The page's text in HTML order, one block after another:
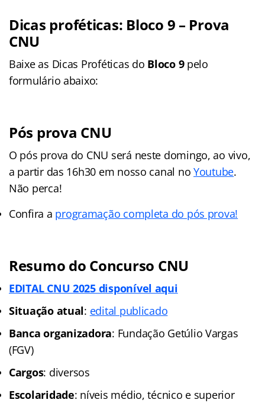
Dicas proféticas: Bloco 9 – Prova
CNU
Baixe as Dicas Proféticas do Bloco 9 pelo
formulário abaixo:
Pós prova CNU
O pós prova do CNU será neste domingo, ao vivo,
a partir das 16h30 em nosso canal noYoutube.
Não perca!
Confira a programação completa do pós prova!
Resumo do Concurso CNU
EDITAL CNU 2025 disponível aqui
Situação atual: edital publicado
Banca organizadora: Fundação Getúlio Vargas
(FGV)
Cargos: diversos
Escolaridade: níveis médio, técnico e superior